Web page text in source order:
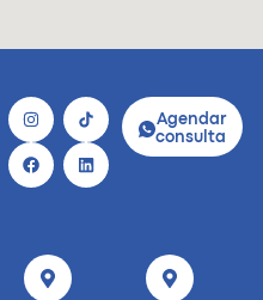
Agendar
consulta